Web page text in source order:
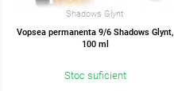
Shadows Glynt
Vopsea permanenta 9/6 Shadows Glynt,
100 ml
Stoc suficient